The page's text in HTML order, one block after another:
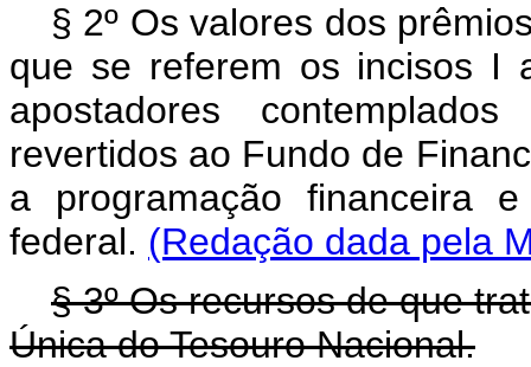
§ 2º Os valores dos
que se referem os incisos I
apostadores
revertidos ao Fundo de
a programação financeira
federal. (Redação dada pela
§ 3º Os recursos de que
Única do Tesouro Nacional.